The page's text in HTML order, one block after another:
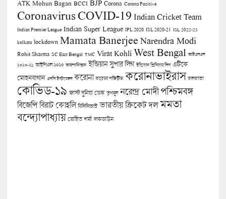
ATK Mohun Bagan BCCI BJP Corona Corona Positive
CoronavirusCOVID-19 Indian Cricket Team
Indian Premier League Indian Super League IPL 2020 ISL 2020-21 ISL 2022-23
kolkata lockdown Mamata Banerjee Narendra Modi
Rohit Sharma SC East Bengal TMC Virat Kohli West Bengal আইএসএল
২০২০-২১ আইপিএল ২০২০ আফগানিস্তান ইন্ডিয়ান সুপার লিগ ইন্ডিয়ান প্রিমিয়ার লিগ এটিকে
মোহনবাগান এসসি ইস্টবেঙ্গল করোনা করোনা পজিটিভ করোনাভাইরাস কলকাতা
কোভিড-১৯ জাস্ট দুনিয়া ডেস্ক তৃণমূল নরেন্দ্র মোদী পশ্চিমবঙ্গ
বিজেপি বিরাট কোহলি বিসিসিআই ভারতীয় ক্রিকেট দল মমতা
বন্দ্যোপাধ্যায় রোহিত শর্মা লকডাউন